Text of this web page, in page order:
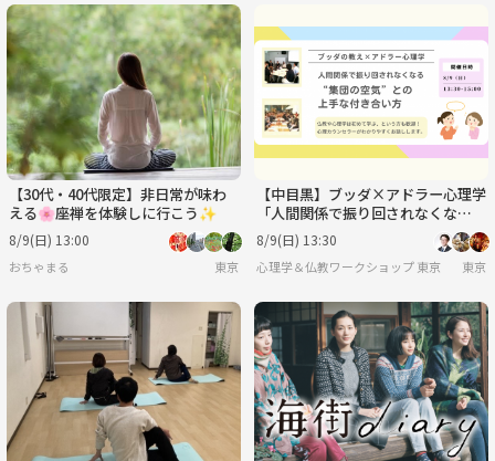
【30代・40代限定】非日常が味わ
える🌸座禅を体験しに行こう✨
8/9(日) 13:00
おちゃまる 東京
【中目黒】ブッダ×アドラー心理学
「人間関係で振り回されなくな
る、“集団の空気”との上手な付き
合い方」ワークショップ-東京
8/9(日) 13:30
心理学＆仏教ワークショップ 東京 東京